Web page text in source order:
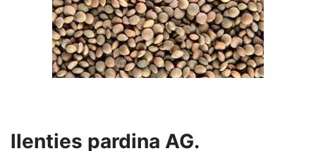
llenties pardina AG.